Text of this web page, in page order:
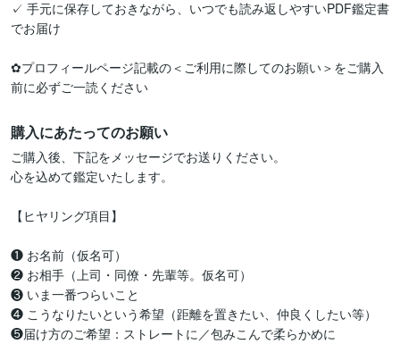
✓ 手元に保存しておきながら、いつでも読み返しやすいPDF鑑定書
でお届け
✿プロフィールページ記載の＜ご利用に際してのお願い＞をご購入
前に必ずご一読ください
購入にあたってのお願い
ご購入後、下記をメッセージでお送りください。
心を込めて鑑定いたします。
【ヒヤリング項目】
❶ お名前（仮名可）
❷ お相手（上司・同僚・先輩等。仮名可）
❸ いま一番つらいこと
❹ こうなりたいという希望（距離を置きたい、仲良くしたい等）
❺届け方のご希望：ストレートに／包みこんで柔らかめに